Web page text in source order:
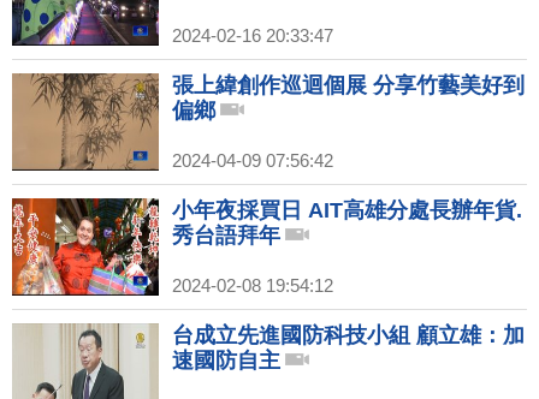
2024-02-16 20:33:47
張上緯創作巡迴個展 分享竹藝美好到
偏鄉
2024-04-09 07:56:42
小年夜採買日 AIT高雄分處長辦年貨.
秀台語拜年
2024-02-08 19:54:12
台成立先進國防科技小組 顧立雄：加
速國防自主